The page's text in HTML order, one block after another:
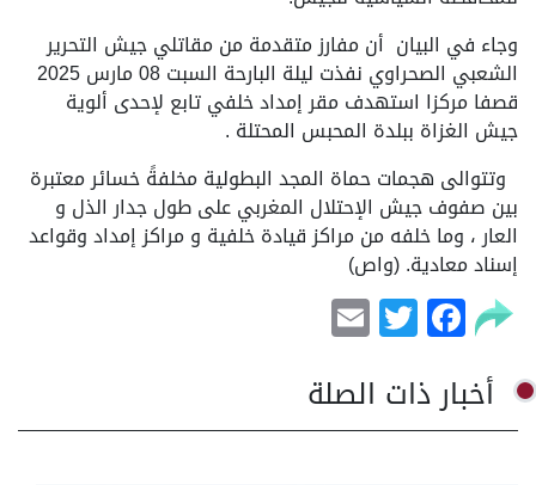
وجاء في البيان أن مفارز متقدمة من مقاتلي جيش التحرير
الشعبي الصحراوي نفذت ل يلة البارحة السبت 08 مارس 2025
قصفا مركزا استهدف مقر إمداد خلفي تابع لإحدى ألوية
جيش الغزاة ببلدة المحبس المحتلة .
وتتوالى هجمات حماة المجد البطولية مخلفةً خسائر معتبرة
بين صفوف جيش الإحتلال المغربي على طول جدار الذل و
العار ، وما خلفه من مراكز قيادة خلفية و مراكز إمداد وقواعد
إسناد معادية. (واص)
Facebook
Twitter
أخبار ذات الصلة